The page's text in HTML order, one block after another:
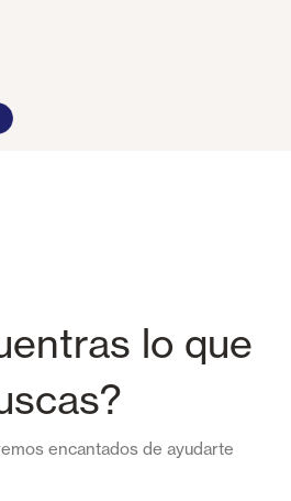
lo que
encantados de ayudarte